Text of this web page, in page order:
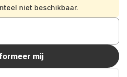
niet beschikbaar.
mij